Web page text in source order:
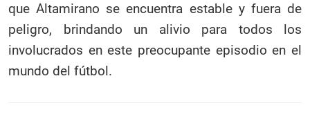
que Altamirano se encuentra estable y fuera de
peligro, brindando un alivio para todos los
involucrados en este preocupante episodio en el
mundo del fútbol.